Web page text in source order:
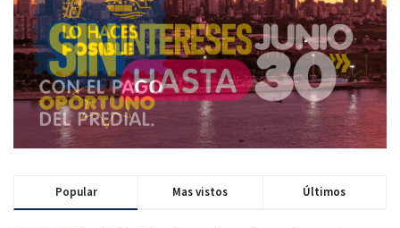
Popular Mas vistos Últimos